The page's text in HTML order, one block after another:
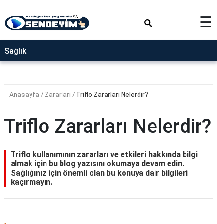
SAĞLIK
NEDİR
YEMEK
RÜYA
GEZİLECEK
YERLER
BLOG
☰
Sağlık
Anasayfa Zararları Triflo Zararları Nelerdir?
Triflo Zararları Nelerdir?
Triflo kullanımının zararları ve etkileri hakkında bilgi
almak için bu blog yazısını okumaya devam edin.
Sağlığınız için önemli olan bu konuya dair bilgileri
kaçırmayın.